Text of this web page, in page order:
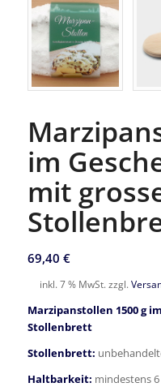
im
mit
69,40 €
inkl. 7 % MwSt. zzgl.
Marzipanstollen 1500 g
Stollenbrett
Stollenbrett:
Haltbarkeit: mindestens